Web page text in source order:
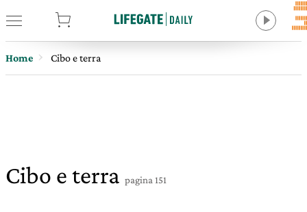
Home Cibo e terra
Cibo e terra pagina 151